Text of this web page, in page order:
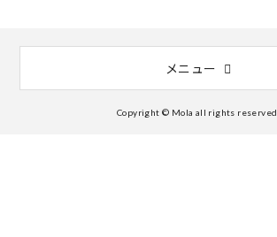
メニュー
Copyright © Mola all rights reserved.